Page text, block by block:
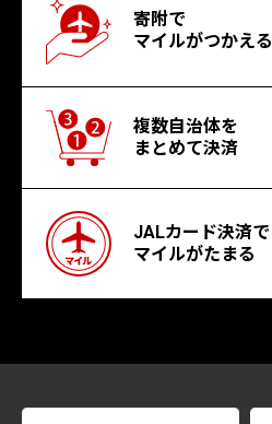
寄附で
マイルがつかえる
複数自治体を
まとめて決済
JALカード決済で
マイルがたまる